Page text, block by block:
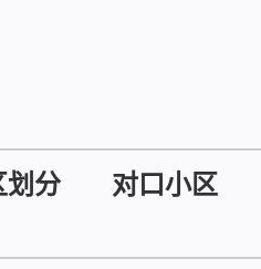
划分 对口小区